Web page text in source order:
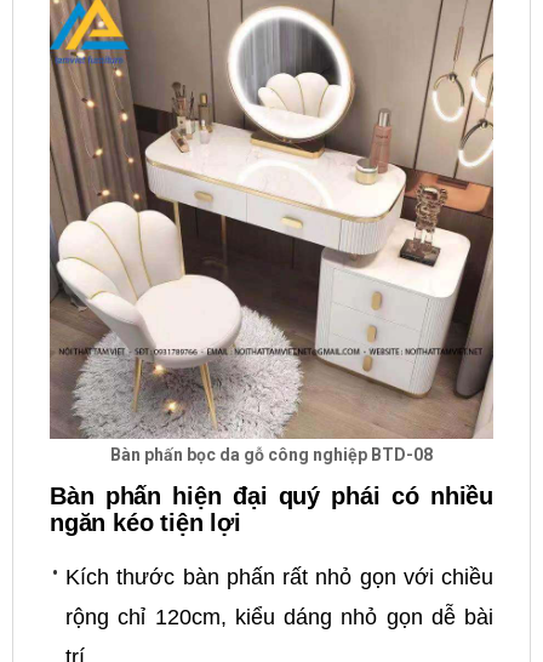
Bàn phấn bọc da gỗ công nghiệp BTD-08
Bàn phấn hiện đại quý phái có nhiều
ngăn kéo tiện lợi
Kích thước bàn phấn rất nhỏ gọn với chiều
rộng chỉ 120cm, kiểu dáng nhỏ gọn dễ bài
trí